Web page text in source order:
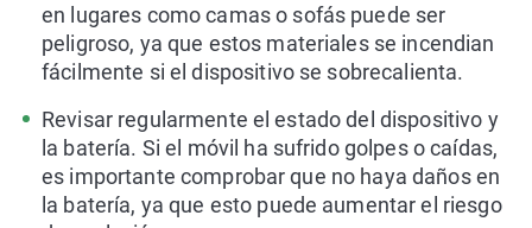
en lugares como camas o sofás puede ser
peligroso, ya que estos materiales se incendian
fácilmente si el dispositivo se sobrecalienta.
Revisar regularmente el estado del dispositivo y
la batería. Si el móvil ha sufrido golpes o caídas,
es importante comprobar que no haya daños en
la batería, ya que esto puede aumentar el riesgo